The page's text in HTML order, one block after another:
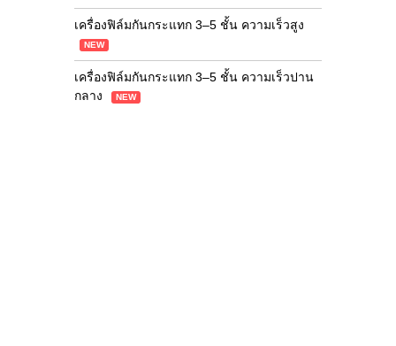
เครื่องฟิล์มกันกระแทก 3–5 ชั้น ความเร็วสูง
NEW
เครื่องฟิล์มกันกระแทก 3–5 ชั้น ความเร็วปาน
กลาง
NEW